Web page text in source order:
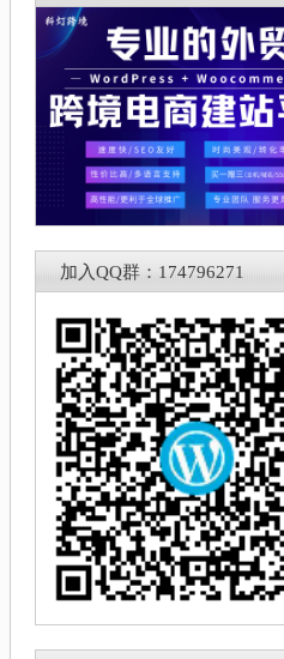
加入QQ群：174796271